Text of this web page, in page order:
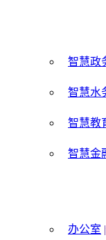
智慧政
智慧水
智慧教
智慧金
办公室